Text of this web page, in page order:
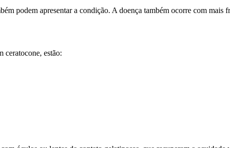
podem apresentar a condição. A doença também ocorre com mais
ceratocone, estão: